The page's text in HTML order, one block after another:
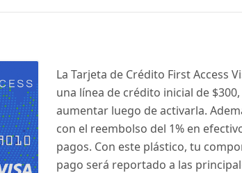
La Tarjeta de Crédito First Access
una línea de crédito inicial de
aumentar luego de activarla.
con el reembolso del 1% en
pagos. Con este plástico, tu
pago será reportado a las